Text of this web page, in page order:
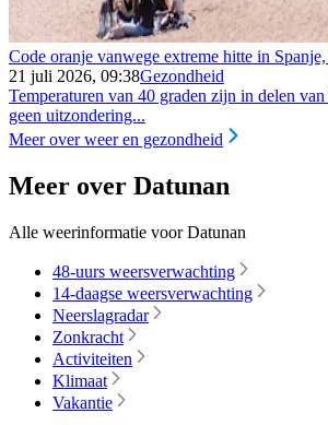
Code oranje vanwege extreme hitte in
21 juli 2026, 09:38Gezondheid
Temperaturen van 40 graden zijn in delen
geen uitzondering...
Meer over weer en gezondheid
Meer over Datunan
Alle weerinformatie voor Datunan
48-uurs weersverwachting
14-daagse weersverwachting
Neerslagradar
Zonkracht
Activiteiten
Klimaat
Vakantie